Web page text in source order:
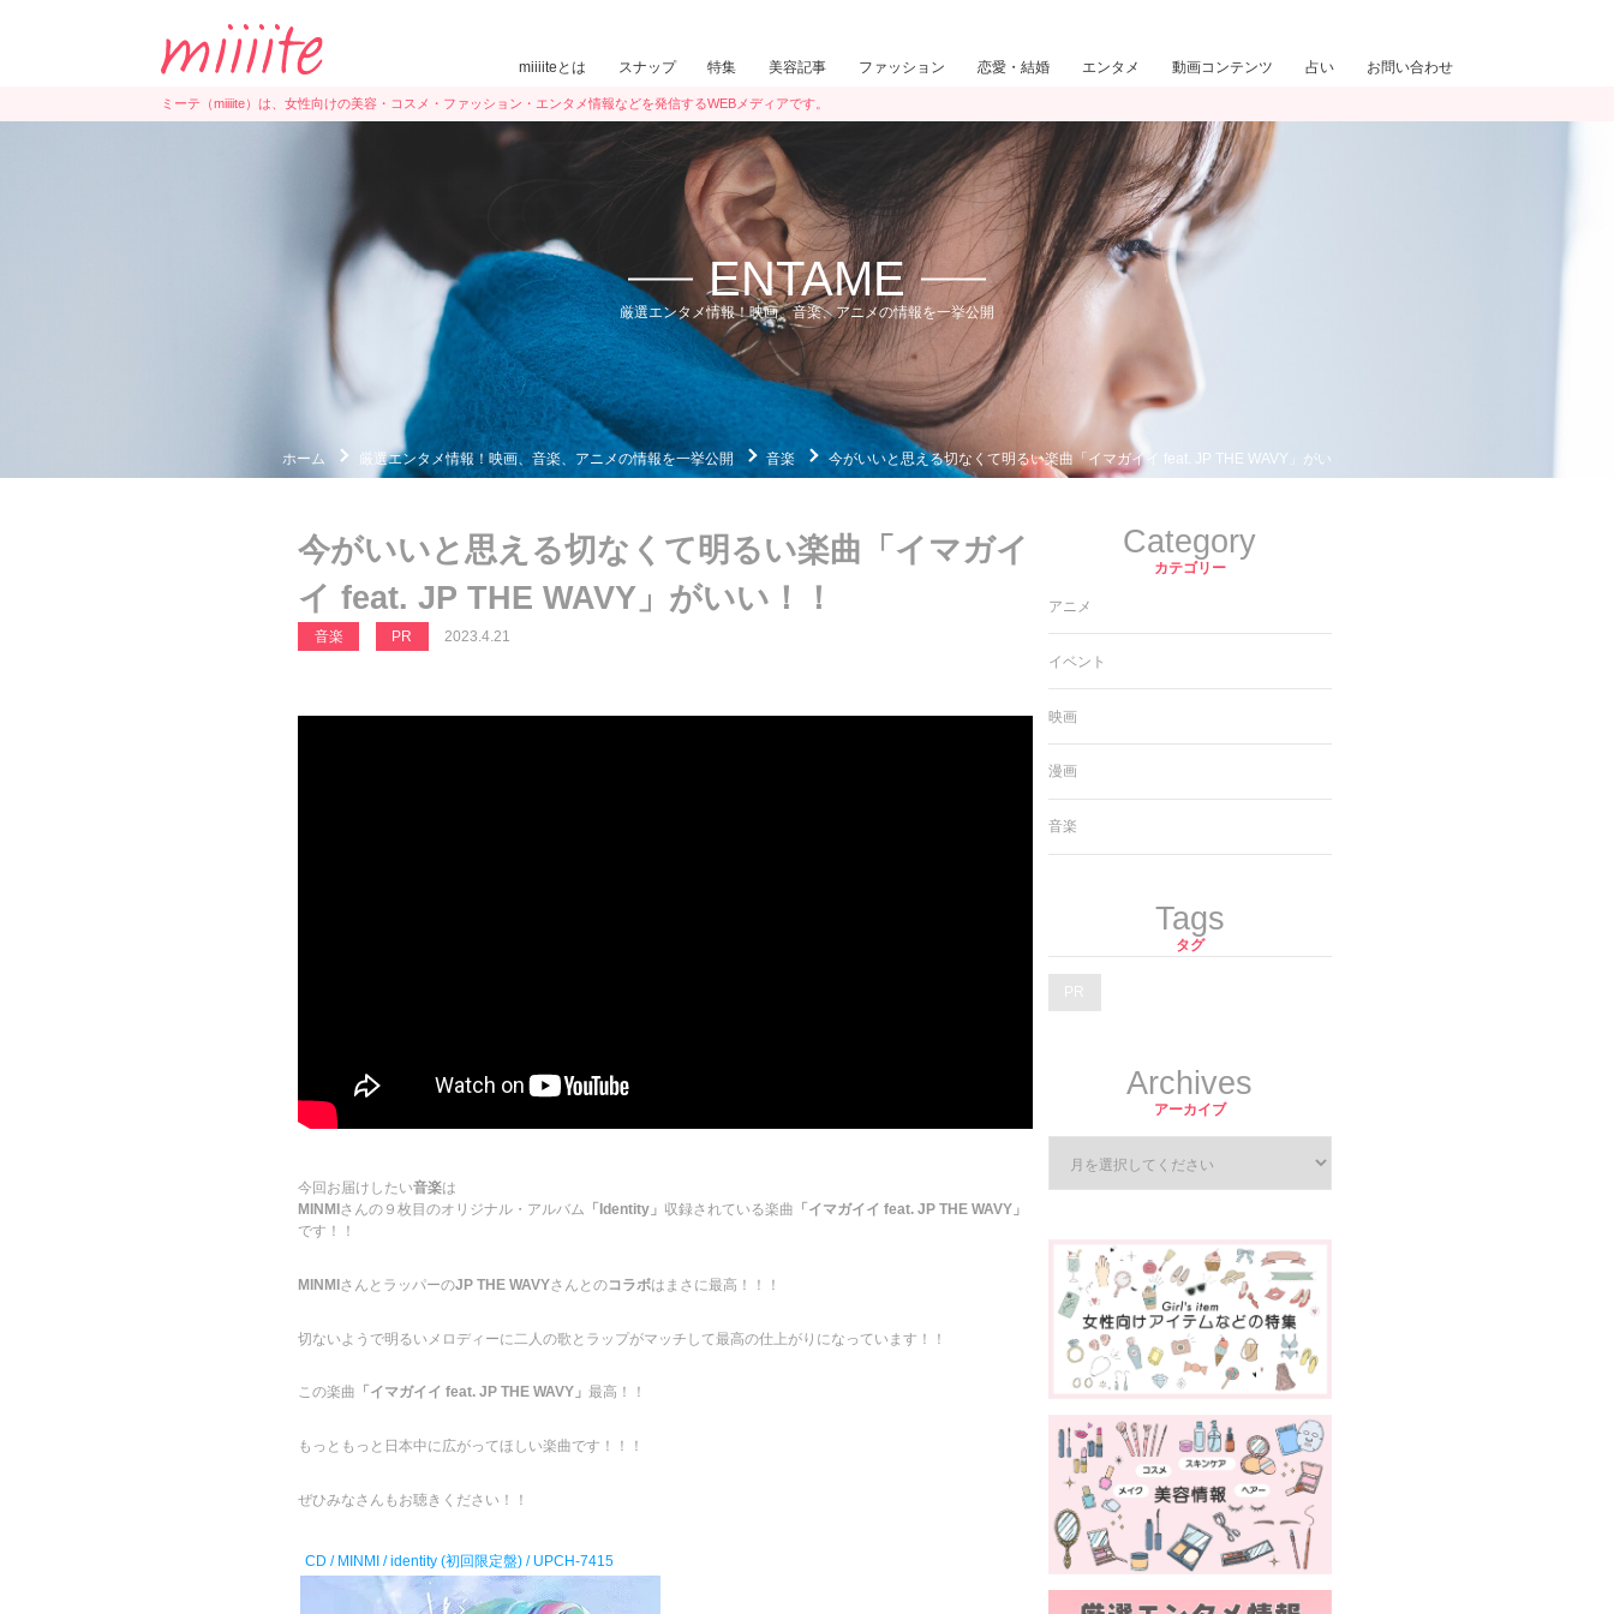
miiiiteとは スナップ 特集 美容記事 ファッション 恋愛・結婚 エンタメ 動画コンテンツ 占い お問い合わせ
ミーテ（miiiite）は、女性向けの美容・コスメ・ファッション・エンタメ情報などを発信するWEBメディアです。
ENTAME
厳選エンタメ情報！映画、音楽、アニメの情報を一挙公開
ホーム 厳選エンタメ情報！映画、音楽、アニメの情報を一挙公開 音楽 今がいいと思える切なくて明るい楽曲「イマガイイ feat. JP THE WAVY」がいい！！
今がいいと思える切なくて明るい楽曲「イマガイ
イ feat. JP THE WAVY」がいい！！
音楽 PR 2023.4.21
今回お届けしたい音楽は
MINMIさんの９枚目のオリジナル・アルバム 「Identity」 収録されている楽曲 「イマガイイ feat. JP THE WAVY」
です！！
MINMIさんとラッパーのJP THE WAVYさんとのコラボはまさに最高！！！
切ないようで明るいメロディーに二人の歌とラップがマッチして最高の仕上がりになっています！！
この楽曲 「イマガイイ feat. JP THE WAVY」最高！！
もっともっと日本中に広がってほしい楽曲です！！！
ぜひみなさんもお聴きください！！
CD / MINMI / identity (初回限定盤) / UPCH-7415
Category
カテゴリー
アニメ
イベント
映画
漫画
音楽
Tags
タグ
PR
Archives
アーカイブ